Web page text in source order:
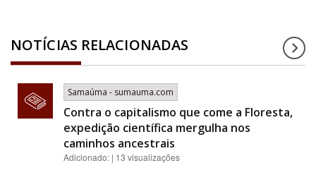
NOTÍCIAS RELACIONADAS
Samaúma - sumauma.com
Contra o capitalismo que come a Floresta,
expedição científica mergulha nos
caminhos ancestrais
Adicionado: | 13 visualizações